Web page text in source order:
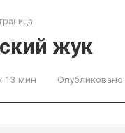
жук
13 мин Опубликовано: